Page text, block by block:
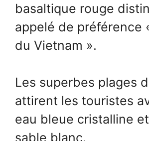
basaltique rouge
appelé de préférence
du Vietnam ».
Les superbes plages
attirent les touristes
eau bleue cristalline
sable blanc.